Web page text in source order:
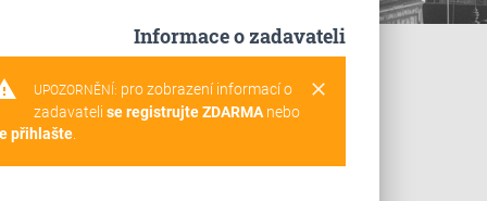
Informace o zadavateli
clear
UPOZORNĚNÍ: pro zobrazení informací o
zadavateli se registrujte ZDARMAnebo
přihlašte.